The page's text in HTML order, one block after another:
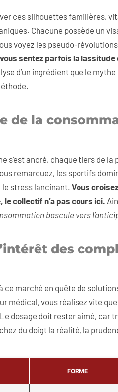
ces silhouettes familières,
Chacune possède un
voyez les pseudo-
sentez parfois la
d’un ingrédient que le
de la
s’est ancré, chaque tiers de
remarquez, les sportifs
stress lancinant. Vous
le collectif n’a pas cours ici.
bascule vers
des
ce marché en quête de
médical, vous réalisez vite
dosage doit rester aimé, car
du doigt la réalité, la
FORME